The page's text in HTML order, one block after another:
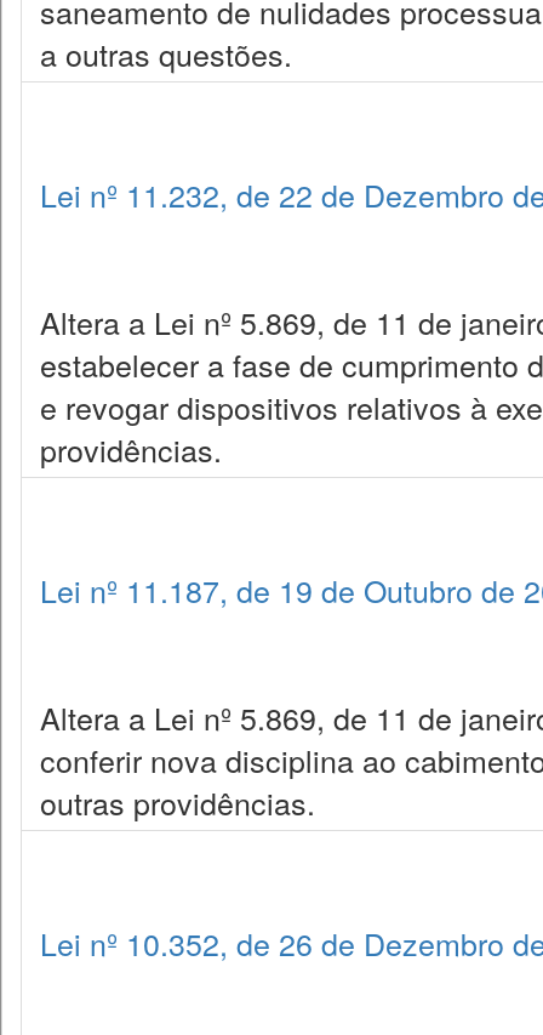
saneamento de nulidades
a outras questões.
Lei nº 11.232, de 22 de Dezembro
Altera a Lei nº 5.869, de 11 de
estabelecer a fase de cumprimento
e revogar dispositivos relativos à
providências.
Lei nº 11.187, de 19 de Outubro de
Altera a Lei nº 5.869, de 11 de
conferir nova disciplina ao
outras providências.
Lei nº 10.352, de 26 de Dezembro